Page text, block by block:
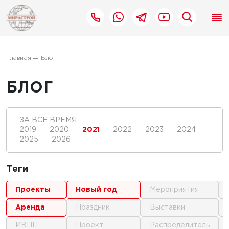
Главная Блог
БЛОГ
ЗА ВСЕ ВРЕМЯ
2019
2020 2021 2022 2023
2024
2025
2026
Теги
проекты
аренда
ИВПП
новый год
праздник
проект
мероприятия
выставки
распределитель